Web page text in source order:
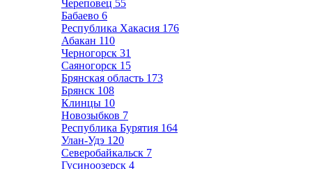
Череповец 55
Бабаево 6
Республика Хакасия 176
Абакан 110
Черногорск 31
Саяногорск 15
Брянская область 173
Брянск 108
Клинцы 10
Новозыбков 7
Республика Бурятия 164
Улан-Удэ 120
Северобайкальск 7
Гусиноозерск 4